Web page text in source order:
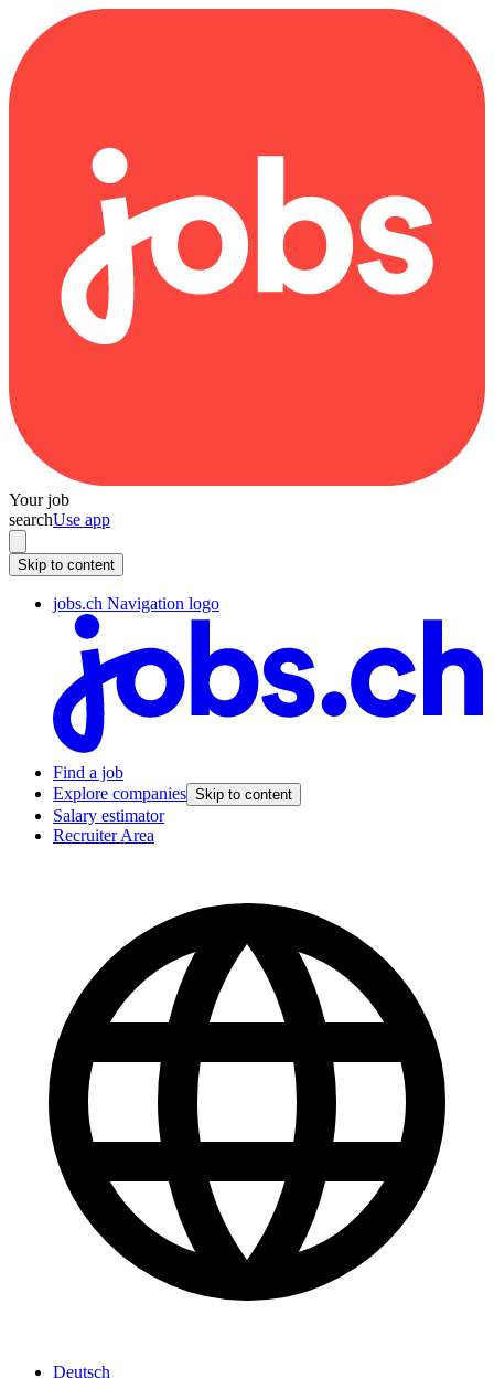
Your job
searchUse app
Skip to content
jobs.ch Navigation logo
Find a job
Explore companies Skip to content
Salary estimator
Recruiter Area
Deutsch